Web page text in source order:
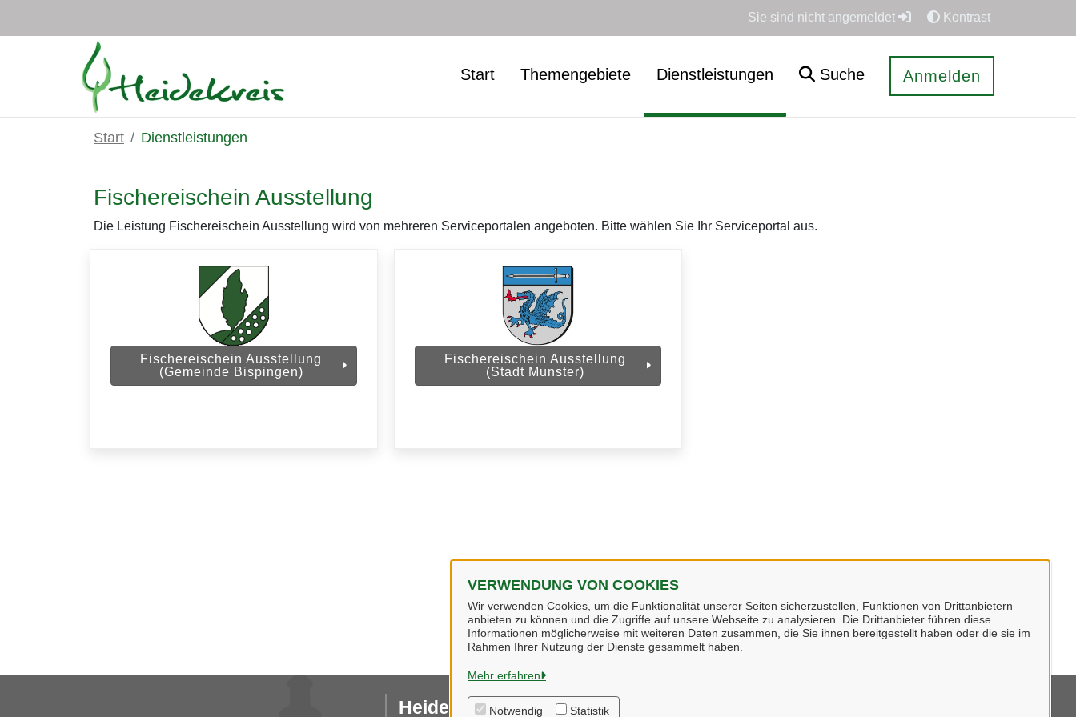
VERWENDUNG VON COOKIES
Wir verwenden Cookies, um die Funktionalität unserer Seiten sicherzustellen, Funktionen von Drittanbietern
anbieten zu können und die Zugriffe auf unsere Webseite zu analysieren. Die Drittanbieter führen diese
Informationen möglicherweise mit weiteren Daten zusammen, die Sie ihnen bereitgestellt haben oder die sie im
Rahmen Ihrer Nutzung der Dienste gesammelt haben.
Mehr erfahren
Notwendig Statistik
Sie sind nicht angemeldet Kontrast
Start Themengebiete Dienstleistungen Suche Anmelden
Start Dienstleistungen
Fischereischein Ausstellung
Die Leistung Fischereischein Ausstellung wird von mehreren Serviceportalen angeboten. Bitte wählen Sie Ihr Serviceportal aus.
Fischereischein Ausstellung
(Gemeinde Bispingen)
Fischereischein Ausstellung
(Stadt Munster)
Heidekreis